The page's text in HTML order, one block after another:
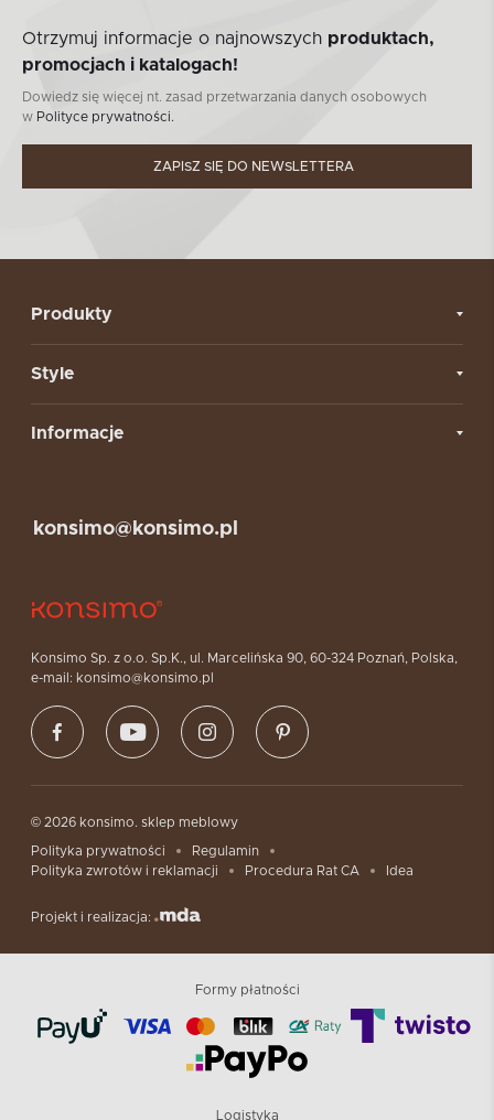
Otrzymuj informacje o najnowszych produktach,
promocjach i katalogach!
Dowiedz się więcej nt. zasad przetwarzania danych osobowych
w Polityce prywatności.
ZAPISZ SIĘ DO NEWSLETTERA
Produkty
Style
Informacje
Konsimo Sp. z o.o. Sp.K., ul. Marcelińska 90, 60-324 Poznań, Polska,
e-mail: konsimo@konsimo.pl
konsimo@konsimo.pl
© 2026 konsimo. sklep meblowy
Polityka prywatności
Regulamin
Polityka zwrotów i reklamacji
Procedura Rat CA Idea
Projekt i realizacja:
Formy płatności
Logistyka